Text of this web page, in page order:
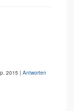
2015 | Antworten